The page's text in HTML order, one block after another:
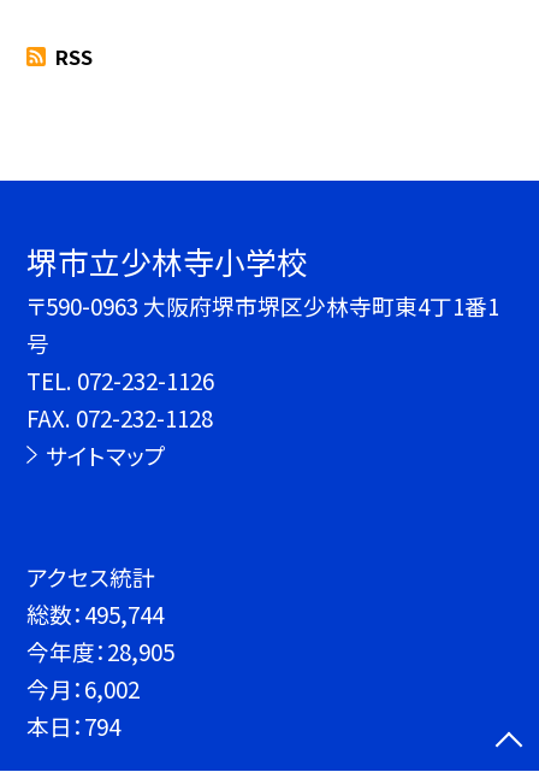
RSS
堺市立少林寺小学校
〒590-0963 大阪府堺市堺区少林寺町東4丁1番1
号
TEL. 072-232-1126
FAX. 072-232-1128
サイトマップ
アクセス統計
総数：495,744
今年度：28,905
今月：6,002
本日：794